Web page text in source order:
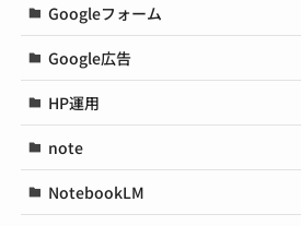
Googleフォーム
Google広告
HP運用
note
NotebookLM